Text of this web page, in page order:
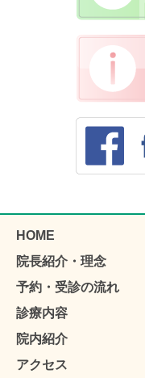
HOME
院長紹介・理念
予約・受診の流れ
診療内容
院内紹介
アクセス